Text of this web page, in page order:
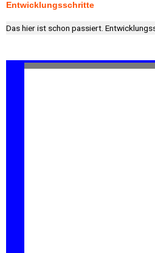
Entwicklungsschritte
Das hier ist schon passiert.